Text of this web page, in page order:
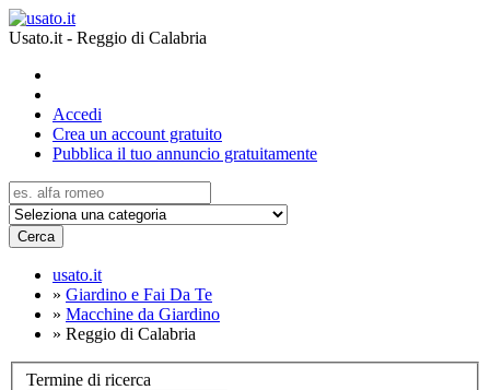
Usato.it - Reggio di Calabria
Accedi
Crea un account gratuito
Pubblica il tuo annuncio gratuitamente
Cerca
usato.it
» Giardino e Fai Da Te
» Macchine da Giardino
» Reggio di Calabria
Termine di ricerca